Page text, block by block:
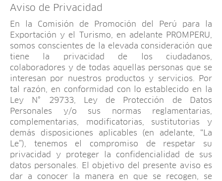
Aviso de Privacidad
En la Comisión de Promoción del Perú para la
Exportación y el Turismo, en adelante PROMPERU,
somos conscientes de la elevada consideración que
tiene la privacidad de los ciudadanos,
colaboradores y de todas aquellas personas que se
interesan por nuestros productos y servicios. Por
tal razón, en conformidad con lo establecido en la
Ley N° 29733, Ley de Protección de Datos
Personales y/o sus normas reglamentarias,
complementarias, modificatorias, sustitutorias y
demás disposiciones aplicables (en adelante, “La
Le”), tenemos el compromiso de respetar su
privacidad y proteger la confidencialidad de sus
datos personales. El objetivo del presente aviso es
dar a conocer la manera en que se recogen, se